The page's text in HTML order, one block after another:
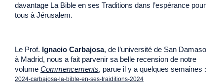
davantage La Bible en ses Traditions dans l’espérance pour
tous à Jérusalem.
Le Prof. Ignacio Carbajosa, de l’université de San Damaso
à Madrid, nous a fait parvenir sa belle recension de notre
volume Commencements, parue il y a quelques semaines :
2024-carbajosa-la-bible-en-ses-traiditions-2024